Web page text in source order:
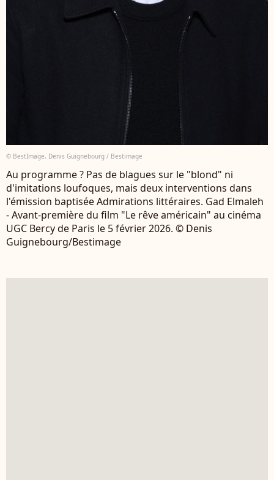
© BestImage, Denis Guignebourg / Bestimage
Au programme ? Pas de blagues sur le "blond" ni
d'imitations loufoques, mais deux interventions dans
l'émission baptisée Admirations littéraires. Gad Elmaleh
- Avant-première du film "Le rêve américain" au cinéma
UGC Bercy de Paris le 5 février 2026. © Denis
Guignebourg/Bestimage